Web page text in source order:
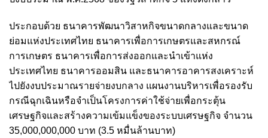
ประกอบด้วย ธนาคารพัฒนาวิสาหกิจขนาดกลางและขนาด
ย่อมแห่งประเทศไทย ธนาคารเพื่อการเกษตรและสหกรณ์
การเกษตร ธนาคารเพื่อการส่งออกและนำเข้าแห่ง
ประเทศไทย ธนาคารออมสิน และธนาคารอาคารสงเคราะห์
ไปยังงบประมาณรายจ่ายงบกลาง แผนงานบริหารเพื่อรองรับ
กรณีฉุกเฉินหรือจำเป็นโครงการค่าใช้จ่ายเพื่อกระตุ้น
เศรษฐกิจและสร้างความเข้มแข็งของระบบเศรษฐกิจ จำนวน
35,000,000,000 บาท (3.5 หมื่นล้านบาท)